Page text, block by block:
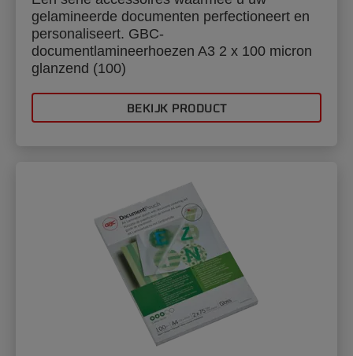
gelamineerde documenten perfectioneert en
personaliseert. GBC-
documentlamineerhoezen A3 2 x 100 micron
glanzend (100)
BEKIJK PRODUCT